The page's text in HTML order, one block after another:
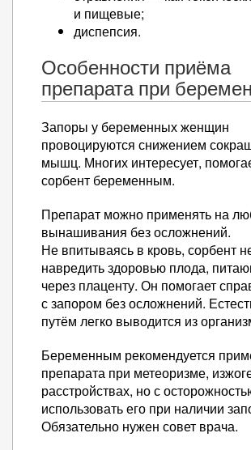
и пищевые;
диспепсия.
Особенности приёма
препарата при
Запоры у беременных женщин
провоцируются снижением
мышц. Многих интересует,
сорбент беременным.
Препарат можно применять на
вынашивания без осложнений.
Не впитываясь в кровь, сорбент
навредить здоровью плода,
через плаценту. Он помогает
с запором без осложнений.
путём легко выводится из
Беременным рекомендуется
препарата при метеоризме,
расстройствах, но с
использовать его при наличии
Обязательно нужен совет врача.